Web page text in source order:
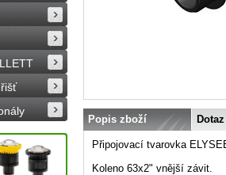
Popis zboží
Připojovací tvarovka
Koleno 63x2" vnější závit.